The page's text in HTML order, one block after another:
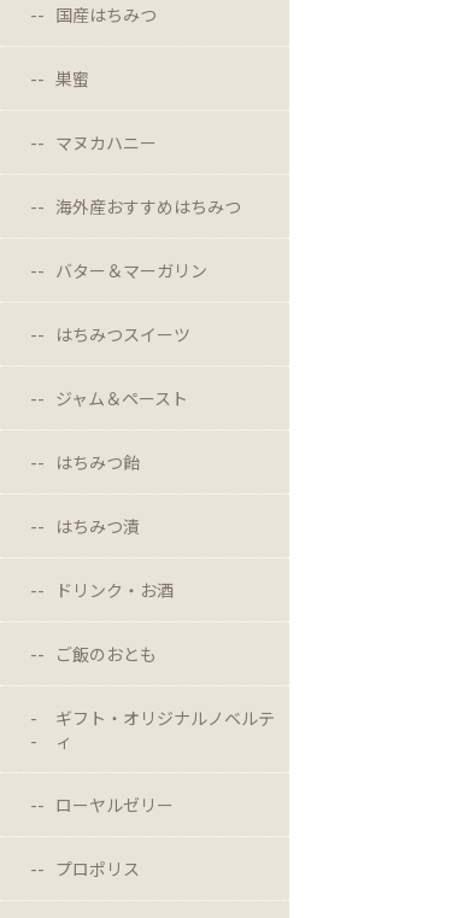
国産はちみつ
巣蜜
マヌカハニー
海外産おすすめはちみつ
バター＆マーガリン
はちみつスイーツ
ジャム＆ペースト
はちみつ飴
はちみつ漬
ドリンク・お酒
ご飯のおとも
ギフト・オリジナルノベルテ
ィ
ローヤルゼリー
プロポリス